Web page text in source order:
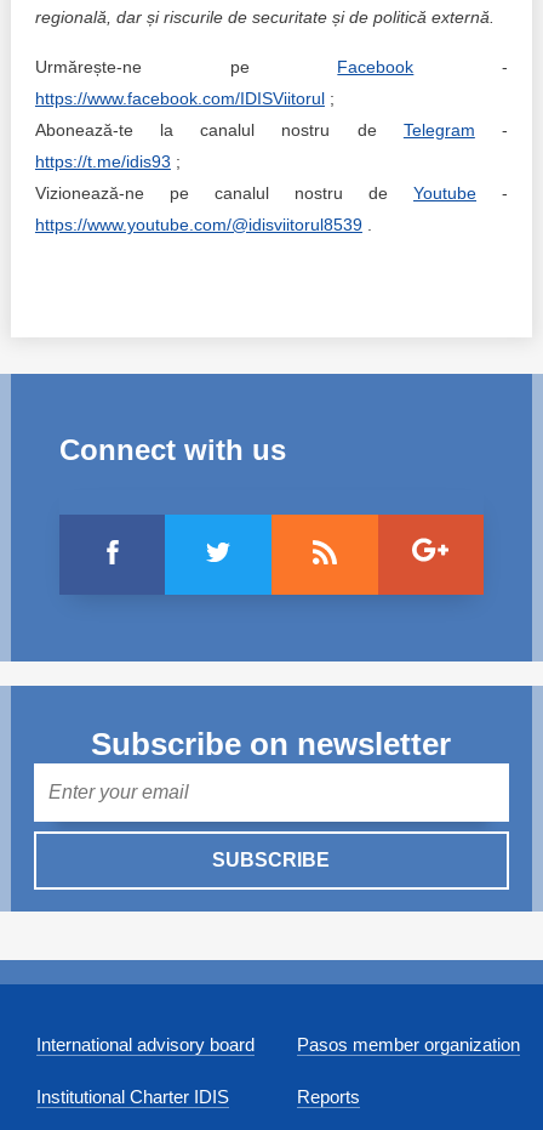
regională, dar și riscurile de securitate și de politică externă.
Urmărește-ne pe Facebook -
https://www.facebook.com/IDISViitorul;
Abonează-te la canalul nostru de Telegram -
https://t.me/idis93 ;
Vizionează-ne pe canalul nostru deYoutube -
https://www.youtube.com/@idisviitorul8539.
Connect with us
Subscribe on newsletter
SUBSCRIBE
International advisory board
Institutional Charter IDIS
Pasos member organization
Reports